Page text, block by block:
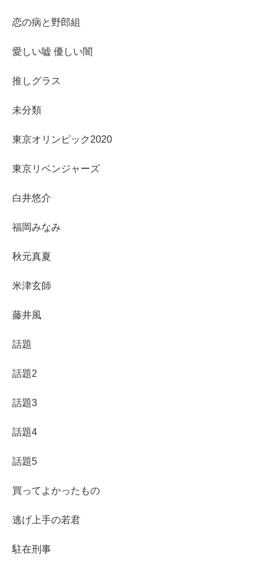
恋の病と野郎組
愛しい嘘 優しい闇
推しグラス
未分類
東京オリンピック2020
東京リベンジャーズ
白井悠介
福岡みなみ
秋元真夏
米津玄師
藤井風
話題
話題2
話題3
話題4
話題5
買ってよかったもの
逃げ上手の若君
駐在刑事